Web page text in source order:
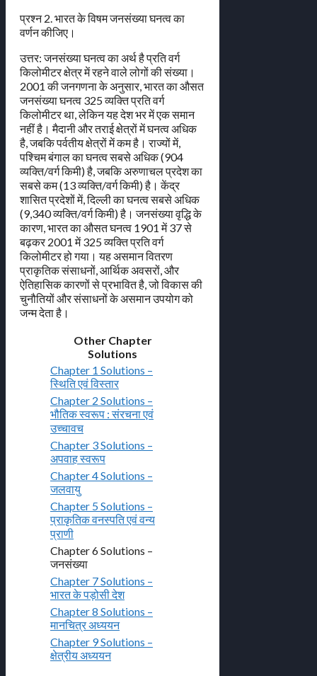
प्रश्न 2. भारत के विषम जनसंख्या घनत्व का
वर्णन कीजिए।
उत्तर: जनसंख्या घनत्व का अर्थ है प्रति वर्ग
किलोमीटर क्षेत्र में रहने वाले लोगों की संख्या।
2001 की जनगणना के अनुसार, भारत का औसत
जनसंख्या घनत्व 325 व्यक्ति प्रति वर्ग
किलोमीटर था, लेकिन यह देश भर में एक समान
नहीं है। मैदानी और तराई क्षेत्रों में घनत्व अधिक
है, जबकि पर्वतीय क्षेत्रों में कम है। राज्यों में,
पश्चिम बंगाल का घनत्व सबसे अधिक (904
व्यक्ति/वर्ग किमी) है, जबकि अरुणाचल प्रदेश का
सबसे कम (13 व्यक्ति/वर्ग किमी) है। केंद्र
शासित प्रदेशों में, दिल्ली का घनत्व सबसे अधिक
(9,340 व्यक्ति/वर्ग किमी) है। जनसंख्या वृद्धि के
कारण, भारत का औसत घनत्व 1901 में 37 से
बढ़कर 2001 में 325 व्यक्ति प्रति वर्ग
किलोमीटर हो गया। यह असमान वितरण
प्राकृतिक संसाधनों, आर्थिक अवसरों, और
ऐतिहासिक कारणों से प्रभावित है, जो विकास की
चुनौतियों और संसाधनों के असमान उपयोग को
जन्म देता है।
Other Chapter
Solutions
Chapter 1 Solutions –
स्थिति एवं विस्तार
Chapter 2 Solutions –
भौतिक स्वरूप : संरचना एवं
उच्चावच
Chapter 3 Solutions –
अपवाह स्वरूप
Chapter 4 Solutions –
जलवायु
Chapter 5 Solutions –
प्राकृतिक वनस्पति एवं वन्य
प्राणी
Chapter 6 Solutions –
जनसंख्या
Chapter 7 Solutions –
भारत के पड़ोसी देश
Chapter 8 Solutions –
मानचित्र अध्ययन
Chapter 9 Solutions –
क्षेत्रीय अध्ययन